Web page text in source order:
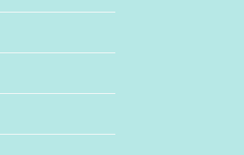
しい町、横浜を仕事の […]